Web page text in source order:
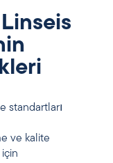
standartları
ve kalite